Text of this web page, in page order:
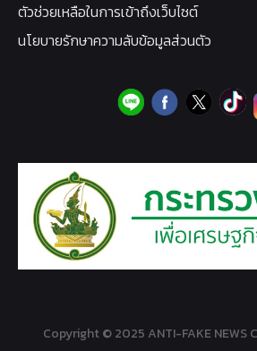
ตัวช่วยเหลือในการเข้าถึงเว็บไซต์
นโยบายรักษาความลับข้อมูลส่วนตัว
Copyright © 2025 ANTI-FAKE NEWS